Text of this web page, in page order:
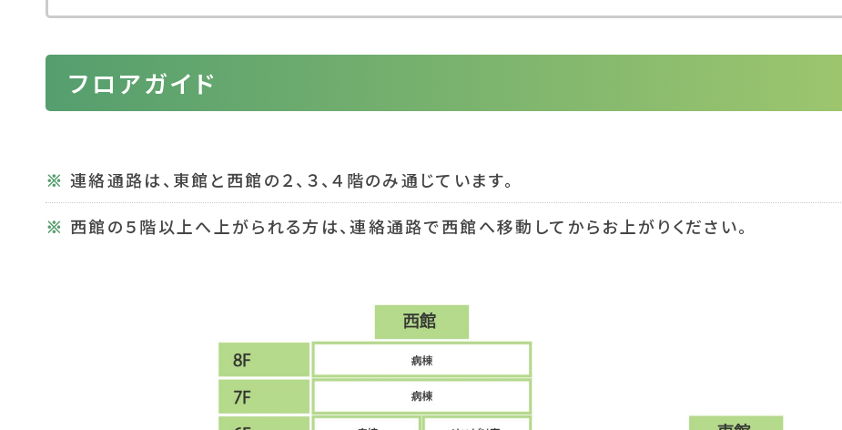
フロアガイド
連絡通路は、東館と西館の２、３、４階のみ通じています。
西館の５階以上へ上がられる方は、連絡通路で西館へ移動してからお上がりください。